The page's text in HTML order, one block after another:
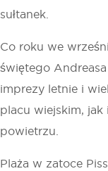
sułtanek.
Co roku we
świętego
imprezy letnie i
placu wiejskim,
powietrzu.
Plaża w zatoce